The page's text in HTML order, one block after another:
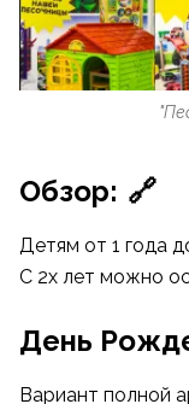
Обзор: 🔗
Детям от 1 года
С 2х лет можно
День
Вариант полной